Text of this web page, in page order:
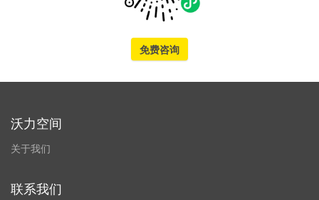
免费咨询
沃力空间
关于我们
联系我们